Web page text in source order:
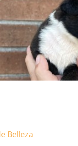
Belleza